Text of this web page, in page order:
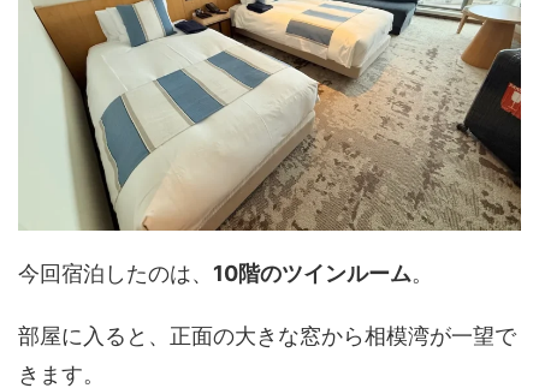
今回宿泊したのは、 10階のツインルーム。
部屋に入ると、正面の大きな窓から相模湾が一望で
きます。